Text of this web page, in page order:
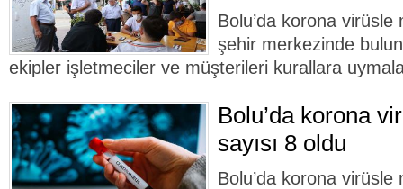
Bolu’da korona virüsle
şehir merkezinde
ekipler işletmeciler ve müşterileri kurallara
Bolu’da korona
sayısı 8 oldu
Bolu’da korona